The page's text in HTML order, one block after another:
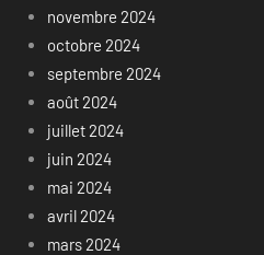
novembre 2024
octobre 2024
septembre 2024
août 2024
juillet 2024
juin 2024
mai 2024
avril 2024
mars 2024